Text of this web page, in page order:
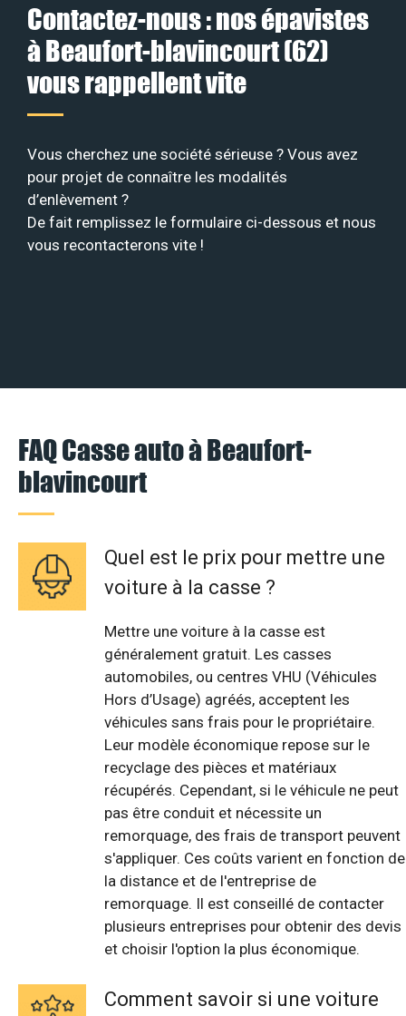
Contactez-nous : nos épavistes
à Beaufort-blavincourt (62)
vous rappellent vite
Vous cherchez une société sérieuse ? Vous avez
pour projet de connaître les modalités
d’enlèvement ?
De fait remplissez le formulaire ci-dessous et nous
vous recontacterons vite !
FAQ Casse auto à Beaufort-
blavincourt
Quel est le prix pour mettre une
voiture à la casse ?
Mettre une voiture à la casse est
généralement gratuit. Les casses
automobiles, ou centres VHU (Véhicules
Hors d’Usage) agréés, acceptent les
véhicules sans frais pour le propriétaire.
Leur modèle économique repose sur le
recyclage des pièces et matériaux
récupérés. Cependant, si le véhicule ne peut
pas être conduit et nécessite un
remorquage, des frais de transport peuvent
s'appliquer. Ces coûts varient en fonction de
la distance et de l'entreprise de
remorquage. Il est conseillé de contacter
plusieurs entreprises pour obtenir des devis
et choisir l'option la plus économique.
Comment savoir si une voiture